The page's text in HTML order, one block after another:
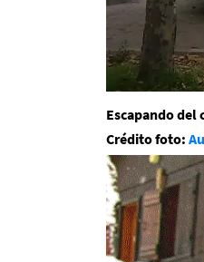
Escapando del
Crédito foto: